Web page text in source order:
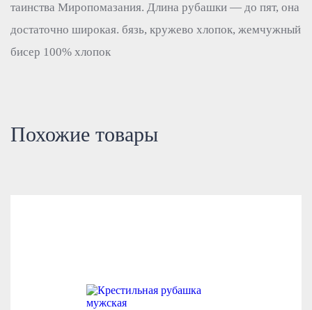
таинства Миропомазания. Длина рубашки — до пят, она
достаточно широкая. бязь, кружево хлопок, жемчужный
бисер 100% хлопок
Похожие товары